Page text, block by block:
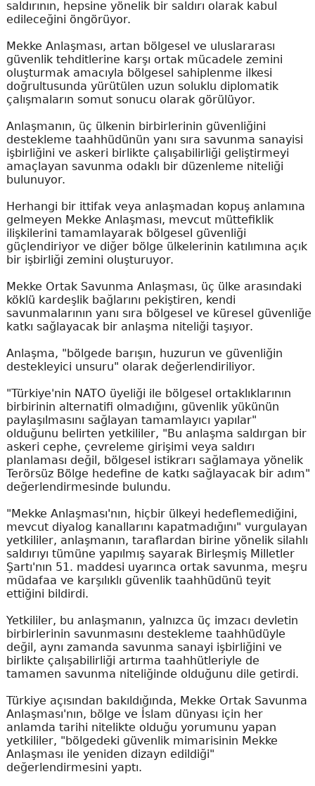
saldırının, hepsine yönelik bir saldırı olarak kabul
edileceğini öngörüyor.
Mekke Anlaşması, artan bölgesel ve uluslararası
güvenlik tehditlerine karşı ortak mücadele zemini
oluşturmak amacıyla bölgesel sahiplenme ilkesi
doğrultusunda yürütülen uzun soluklu diplomatik
çalışmaların somut sonucu olarak görülüyor.
Anlaşmanın, üç ülkenin birbirlerinin güvenliğini
destekleme taahhüdünün yanı sıra savunma sanayisi
işbirliğini ve askeri birlikte çalışabilirliği geliştirmeyi
amaçlayan savunma odaklı bir düzenleme niteliği
bulunuyor.
Herhangi bir ittifak veya anlaşmadan kopuş anlamına
gelmeyen Mekke Anlaşması, mevcut müttefiklik
ilişkilerini tamamlayarak bölgesel güvenliği
güçlendiriyor ve diğer bölge ülkelerinin katılımına açık
bir işbirliği zemini oluşturuyor.
Mekke Ortak Savunma Anlaşması, üç ülke arasındaki
köklü kardeşlik bağlarını pekiştiren, kendi
savunmalarının yanı sıra bölgesel ve küresel güvenliğe
katkı sağlayacak bir anlaşma niteliği taşıyor.
Anlaşma, "bölgede barışın, huzurun ve güvenliğin
destekleyici unsuru" olarak değerlendiriliyor.
"Türkiye'nin NATO üyeliği ile bölgesel ortaklıklarının
birbirinin alternatifi olmadığını, güvenlik yükünün
paylaşılmasını sağlayan tamamlayıcı yapılar"
olduğunu belirten yetkililer, "Bu anlaşma saldırgan bir
askeri cephe, çevreleme girişimi veya saldırı
planlaması değil, bölgesel istikrarı sağlamaya yönelik
Terörsüz Bölge hedefine de katkı sağlayacak bir adım"
değerlendirmesinde bulundu.
"Mekke Anlaşması'nın, hiçbir ülkeyi hedeflemediğini,
mevcut diyalog kanallarını kapatmadığını" vurgulayan
yetkililer, anlaşmanın, taraflardan birine yönelik silahlı
saldırıyı tümüne yapılmış sayarak Birleşmiş Milletler
Şartı'nın 51. maddesi uyarınca ortak savunma, meşru
müdafaa ve karşılıklı güvenlik taahhüdünü teyit
ettiğini bildirdi.
Yetkililer, bu anlaşmanın, yalnızca üç imzacı devletin
birbirlerinin savunmasını destekleme taahhüdüyle
değil, aynı zamanda savunma sanayi işbirliğini ve
birlikte çalışabilirliği artırma taahhütleriyle de
tamamen savunma niteliğinde olduğunu dile getirdi.
Türkiye açısından bakıldığında, Mekke Ortak Savunma
Anlaşması'nın, bölge ve İslam dünyası için her
anlamda tarihi nitelikte olduğu yorumunu yapan
yetkililer, "bölgedeki güvenlik mimarisinin Mekke
Anlaşması ile yeniden dizayn edildiği"
değerlendirmesini yaptı.